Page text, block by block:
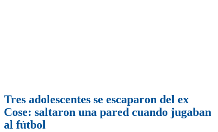
Tres adolescentes se escaparon del ex
Cose: saltaron una pared cuando jugaban
al fútbol